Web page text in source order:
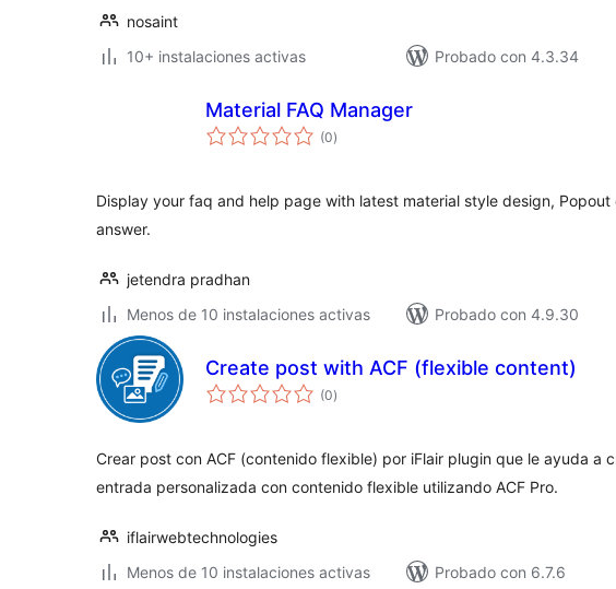
nosaint
10+ instalaciones activas
Probado con 4.3.34
Material FAQ Manager
(0valoraciones
en
)
Display your faq and help page with latest material style design,
answer.
jetendra pradhan
Menos de 10 instalaciones activas
Probado con 4.9.30
Create post with ACF (flexible content)
(0valoraciones
en
)
Crear post con ACF (contenido flexible) por iFlair plugin que le ayuda a
entrada personalizada con contenido flexible utilizando ACF Pro.
iflairwebtechnologies
Menos de 10 instalaciones activas
Probado con 6.7.6